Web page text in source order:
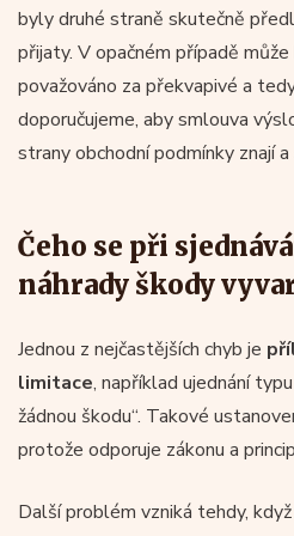
byly druhé straně skutečně
přijaty. V opačném případě
považováno za překvapivé a
doporučujeme, aby smlouva
strany obchodní podmínky znají a
Čeho se při
náhrady škody
Jednou z nejčastějších chyb je
limitace, například ujednání
žádnou škodu“. Takové
protože odporuje zákonu a
Další problém vzniká tehdy,